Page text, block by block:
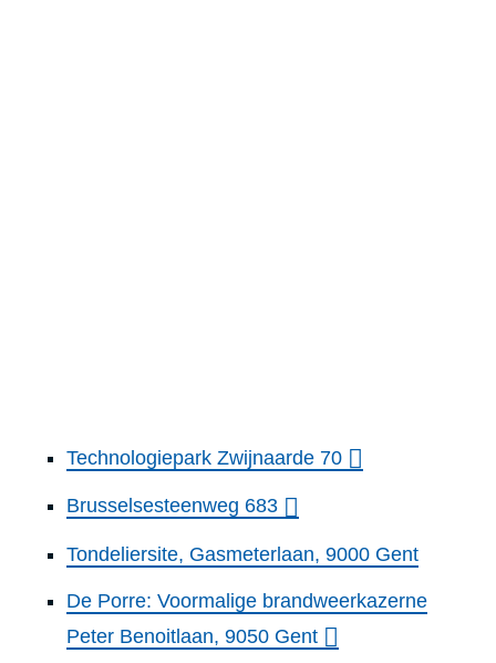
Technologiepark Zwijnaarde 70
Brusselsesteenweg 683
Tondeliersite, Gasmeterlaan, 9000 Gent
De Porre: Voormalige brandweerkazerne
Peter Benoitlaan, 9050 Gent